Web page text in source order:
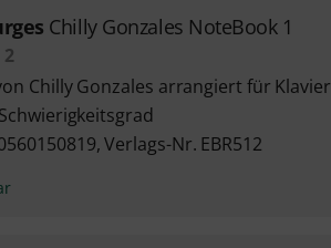
Chilly Gonzales NoteBook 1
2
Chilly Gonzales arrangiert für Klavier
Verlags-Nr. EBR512